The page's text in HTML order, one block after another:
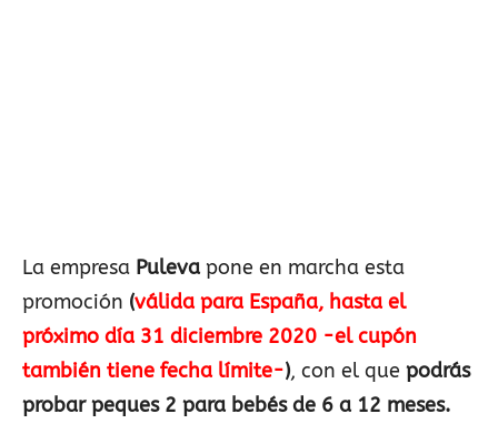
La empresa Puleva pone en marcha esta
promoción (válida para España, hasta el
próximo día 31 diciembre 2020 -el cupón
también tiene fecha límite-), con el que podrás
probar peques 2 para bebés de 6 a 12 meses.